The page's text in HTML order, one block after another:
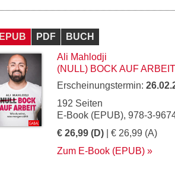
EPUB PDF
BUCH
Ali Mahlodji
(NULL) BOCK AUF ARBEIT
Erscheinungstermin:
192 Seiten
E-Book (EPUB), 978-3-
€ 26,99 (D) | € 26,99 (A)
Zum E-Book (EPUB)